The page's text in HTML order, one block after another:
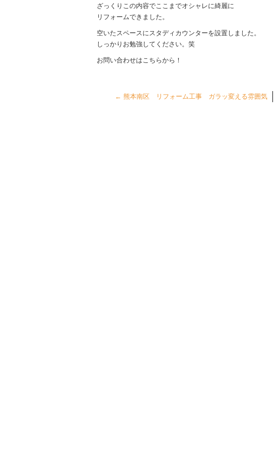
ざっくりこの内容でここまでオシャレに綺麗に
リフォームできました。
空いたスペースにスタディカウンターを設置しました。
しっかりお勉強してください。笑
お問い合わせはこちらから！
← 熊本南区 リフォーム工事 ガラッ変える雰囲気